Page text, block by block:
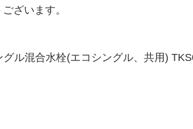
ざいます。
グル混合水栓(エコシングル、共用)